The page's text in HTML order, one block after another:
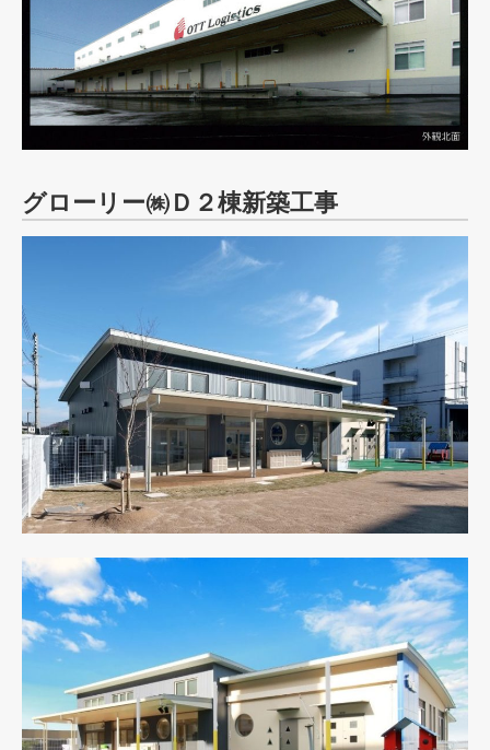
グローリー㈱Ｄ２棟新築工事